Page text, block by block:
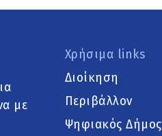
με
Χρήσιμα links
Διοίκηση
Περιβάλλον
Ψηφιακός Δήμος